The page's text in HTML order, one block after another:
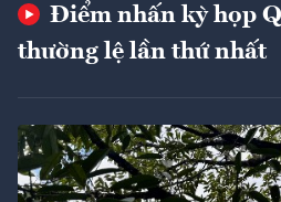
Điểm nhấn kỳ họp
thường lệ lần thứ nhất